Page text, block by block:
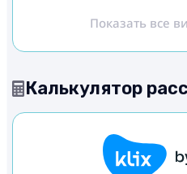
Показать все
Калькулятор